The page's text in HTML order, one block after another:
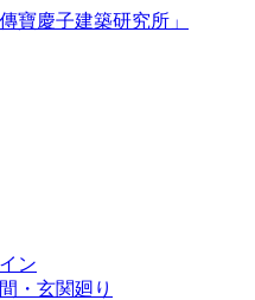
ン
・玄関廻り